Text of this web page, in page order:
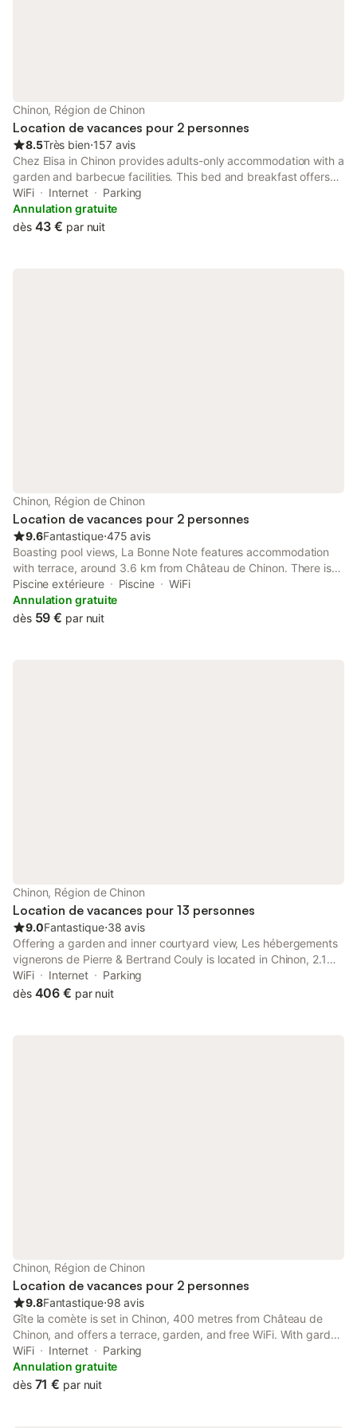
Chinon, Région de Chinon
Location de vacances pour 2 personnes
8.5Très bien⋅157 avis
Chez Elisa in Chinon provides adults-only accommodation with a
garden and barbecue facilities. This bed and breakfast offers
free private parking and a housekeeping service.
WiFi Internet
Parking
Annulation gratuite
dès 43 € par nuit
Chinon, Région de Chinon
Location de vacances pour 2 personnes
9.6Fantastique⋅475 avis
Boasting pool views, La Bonne Note features accommodation
with terrace, around 3.6 km from Château de Chinon. There is
an in-house restaurant, plus free private parking and free WiFi
are available.
Piscine extérieure Piscine
WiFi
Annulation gratuite
dès 59 € par nuit
Chinon, Région de Chinon
Location de vacances pour 13 personnes
9.0Fantastique⋅38 avis
Offering a garden and inner courtyard view, Les hébergements
vignerons de Pierre & Bertrand Couly is located in Chinon, 2.1
km from Château de Chinon and 12 km from Château des
Réaux.
WiFi Internet
Parking
dès 406 € par nuit
Chinon, Région de Chinon
Location de vacances pour 2 personnes
9.8Fantastique⋅98 avis
Gîte la comète is set in Chinon, 400 metres from Château de
Chinon, and offers a terrace, garden, and free WiFi. With garden
views, this accommodation provides a patio. The holiday home
features facilities for disabled guests.
WiFi Internet
Parking
Annulation gratuite
dès 71 € par nuit